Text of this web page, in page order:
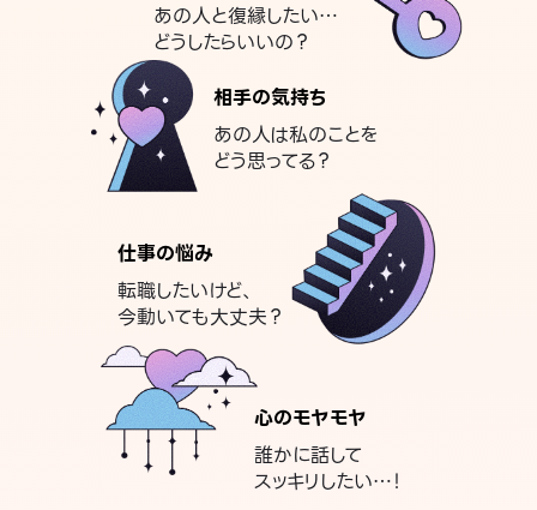
あの人と復縁したい…
どうしたらいいの？
相手の気持ち
あの人は私のことを
どう思ってる？
仕事の悩み
転職したいけど、
今動いても大丈夫？
心のモヤモヤ
誰かに話して
スッキリしたい…！